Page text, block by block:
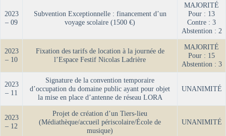
2023
– 09
Subvention Exceptionnelle : financement d’un
voyage scolaire (1500 €)
MAJORITÉ
Pour : 13
Contre : 3
Abstention : 2
2023
– 10
Fixation des tarifs de location à la journée de
l’Espace Festif Nicolas Ladrière
MAJORITÉ
Pour : 15
Abstention : 3
2023
– 11
Signature de la convention temporaire
d’occupation du domaine public ayant pour objet
la mise en place d’antenne de réseau LORA
UNANIMITÉ
2023
– 12
Projet de création d’un Tiers-lieu
(Médiathèque/accueil périscolaire/École de
musique)
UNANIMITÉ